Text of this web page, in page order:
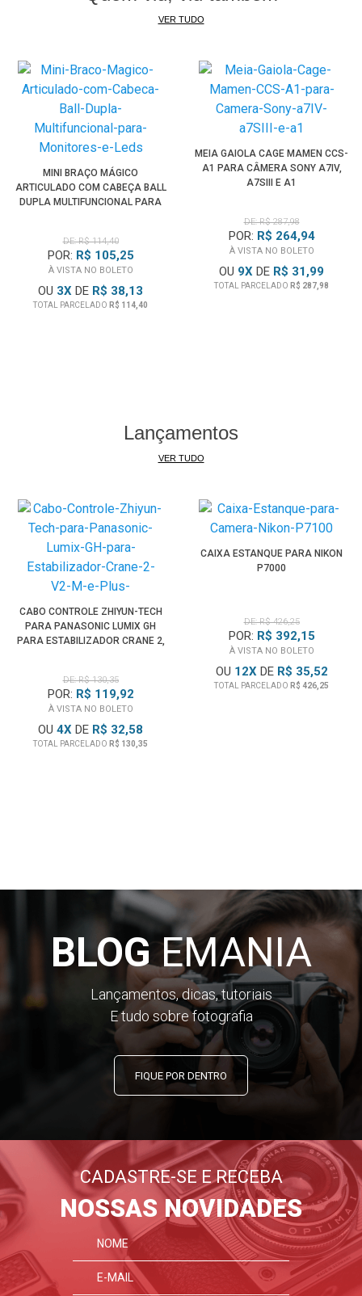
VER TUDO
MINI BRAÇO MÁGICO
ARTICULADO COM CABEÇA BALL
DUPLA MULTIFUNCIONAL PARA
DE: R$ 114,40
POR: R$ 105,25
À VISTA NO BOLETO
OU 3X DE R$ 38,13
TOTAL PARCELADO R$ 114,40
MEIA GAIOLA CAGE MAMEN CCS-
A1 PARA CÂMERA SONY A7IV,
A7SIII E A1
DE: R$ 287,98
POR: R$ 264,94
À VISTA NO BOLETO
OU 9X DE R$ 31,99
TOTAL PARCELADO R$ 287,98
Lançamentos
VER TUDO
CABO CONTROLE ZHIYUN-TECH
PARA PANASONIC LUMIX GH
PARA ESTABILIZADOR CRANE 2,
DE: R$ 130,35
POR: R$ 119,92
À VISTA NO BOLETO
OU 4X DE R$ 32,58
TOTAL PARCELADO R$ 130,35
CAIXA ESTANQUE PARA NIKON
P7000
DE: R$ 426,25
POR: R$ 392,15
À VISTA NO BOLETO
OU 12XDE R$ 35,52
TOTAL PARCELADO R$ 426,25
BLOGEMANIA
Lançamentos, dicas, tutoriais
E tudo sobre fotografia
FIQUE POR DENTRO
CADASTRE-SE E RECEBA
NOSSAS NOVIDADES